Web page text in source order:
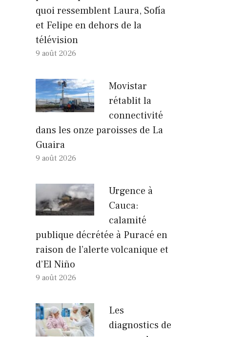
quoi ressemblent Laura, Sofía
et Felipe en dehors de la
télévision
9 août 2026
Movistar
rétablit la
connectivité
dans les onze paroisses de La
Guaira
9 août 2026
Urgence à
Cauca:
calamité
publique décrétée à Puracé en
raison de l’alerte volcanique et
d’El Niño
9 août 2026
Les
diagnostics de